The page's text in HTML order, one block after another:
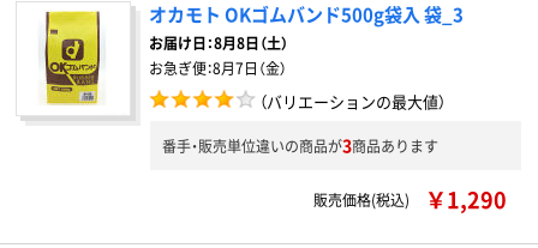
オカモト OKゴムバンド500g袋入 袋_3
お届け日：8月8日（土）
お急ぎ便：8月7日（金）
（バリエーションの最大値）
番手・販売単位違いの商品が3商品あります
販売価格(税込) ￥1,290